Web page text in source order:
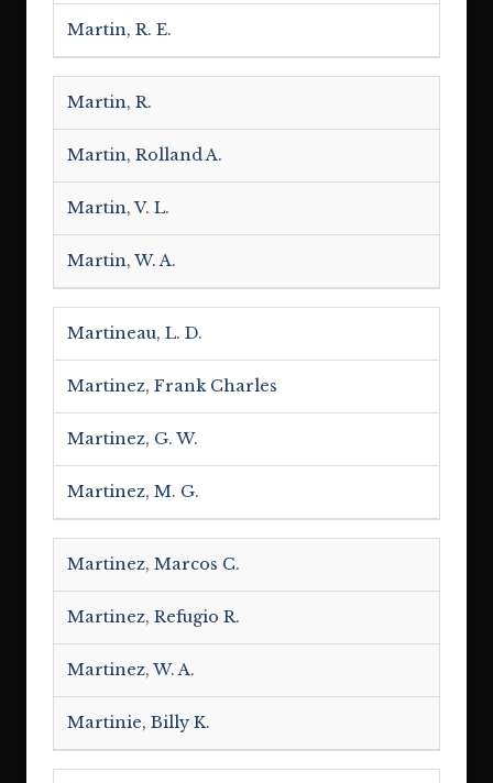
Martin, R. E.
Martin, R.
Martin, Rolland A.
Martin, V. L.
Martin, W. A.
Martineau, L. D.
Martinez, Frank Charles
Martinez, G. W.
Martinez, M. G.
Martinez, Marcos C.
Martinez, Refugio R.
Martinez, W. A.
Martinie, Billy K.